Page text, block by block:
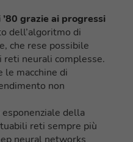
grazie ai progressi
dell’algoritmo di
che rese possibile
reti neurali complesse.
macchine di
non
esponenziale della
reti sempre più